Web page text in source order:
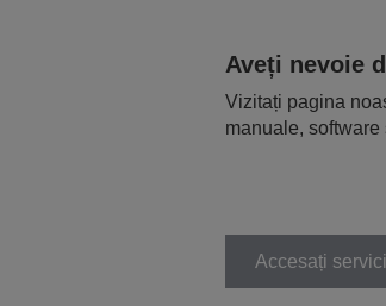
Aveți nevoie
Vizitați pagina
manuale,
Accesați